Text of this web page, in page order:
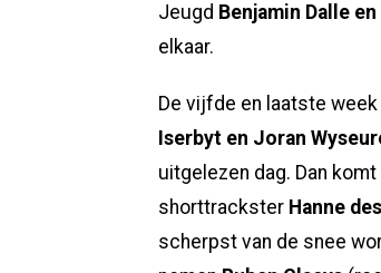
Jeugd Benjamin Dalle
elkaar.
De vijfde en laatste
Iserbyt en Joran
uitgelezen dag. Dan
shorttrackster Hanne
scherpst van de snee